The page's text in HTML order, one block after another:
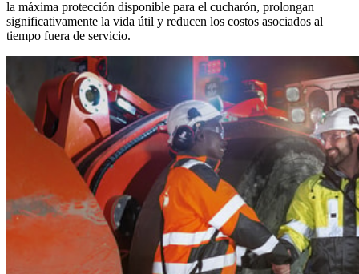
la máxima protección disponible para el cucharón, prolongan
significativamente la vida útil y reducen los costos asociados al
tiempo fuera de servicio.